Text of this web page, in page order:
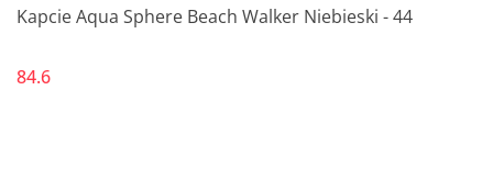
Kapcie Aqua Sphere Beach Walker Niebieski - 44
84.6